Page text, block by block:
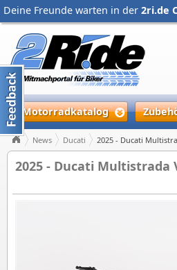
Deine Freunde warten in der 2ri.de
Motorradkatalog
News Ducati 2025 - Ducati
2025 - Ducati